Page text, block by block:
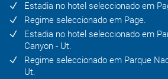
Estadia no hotel seleccionado em
Regime seleccionado em Page.
Estadia no hotel seleccionado em
Canyon - Ut.
Regime seleccionado em Parque
Ut.